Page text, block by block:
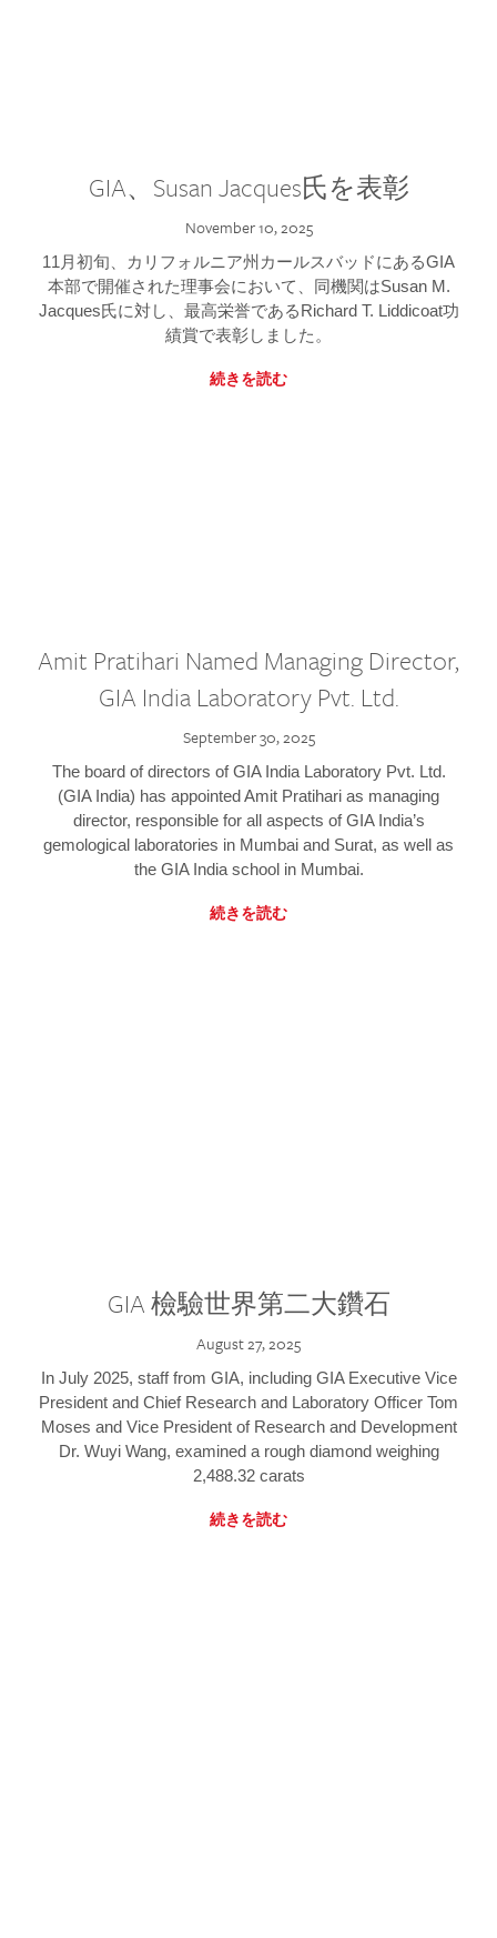
GIA、Susan Jacques氏を表彰
November 10, 2025
11月初旬、カリフォルニア州カールスバッドにあるGIA
本部で開催された理事会において、同機関はSusan M.
Jacques氏に対し、最高栄誉であるRichard T. Liddicoat功
績賞で表彰しました。
続きを読む
Amit Pratihari Named Managing Director,
GIA India Laboratory Pvt. Ltd.
September 30, 2025
The board of directors of GIA India Laboratory Pvt. Ltd.
(GIA India) has appointed Amit Pratihari as managing
director, responsible for all aspects of GIA India’s
gemological laboratories in Mumbai and Surat, as well as
the GIA India school in Mumbai.
続きを読む
GIA 檢驗世界第二大鑽石
August 27, 2025
In July 2025, staff from GIA, including GIA Executive Vice
President and Chief Research and Laboratory Officer Tom
Moses and Vice President of Research and Development
Dr. Wuyi Wang, examined a rough diamond weighing
2,488.32 carats
続きを読む